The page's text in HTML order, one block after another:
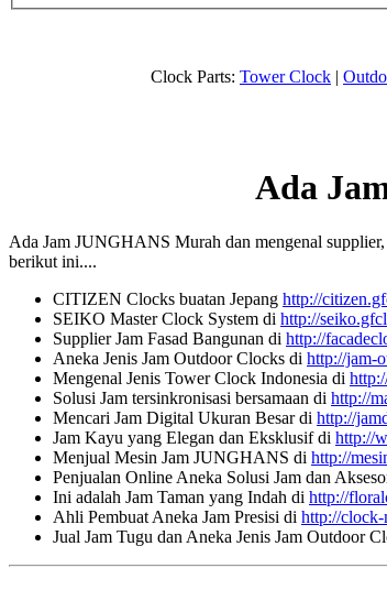
Clock Parts: Tower Clock |
Ada
Ada Jam JUNGHANS Murah dan mengenal
berikut ini....
CITIZEN Clocks buatan Jepang http://
SEIKO Master Clock System di http://
Supplier Jam Fasad Bangunan di http://
Aneka Jenis Jam Outdoor Clocks di http://jam-
Mengenal Jenis Tower Clock Indonesia di
Solusi Jam tersinkronisasi bersamaan di http://
Mencari Jam Digital Ukuran Besar di http://
Jam Kayu yang Elegan dan Eksklusif di http://
Menjual Mesin Jam JUNGHANS di http://
Penjualan Online Aneka Solusi Jam dan
Ini adalah Jam Taman yang Indah di http://
Ahli Pembuat Aneka Jam Presisi di http://
Jual Jam Tugu dan Aneka Jenis Jam Outdoor